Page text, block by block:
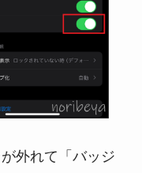
外れて「バッジ